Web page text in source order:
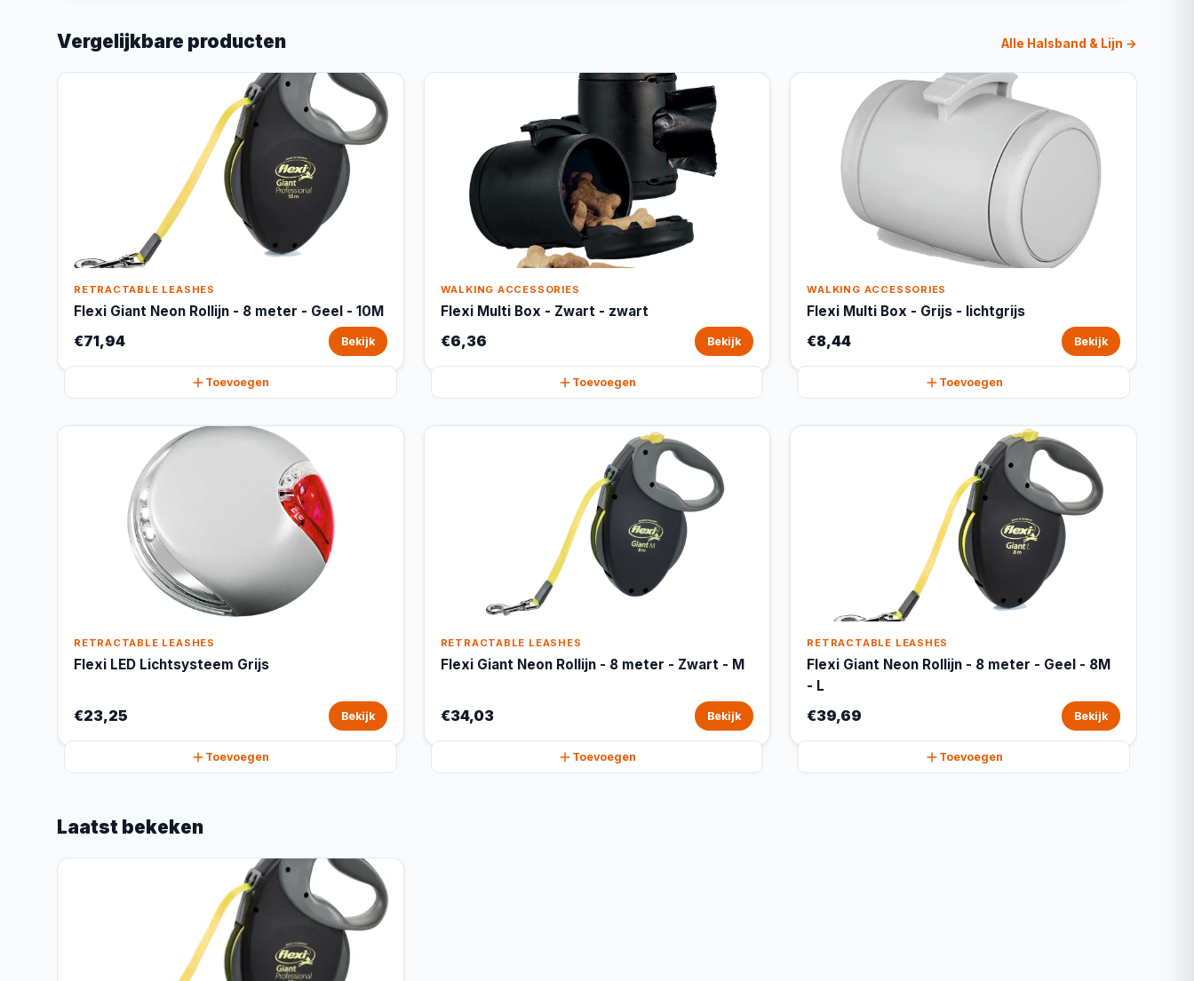
Vergelijkbare producten Alle Halsband & Lijn →
RETRACTABLE LEASHES
Flexi Giant Neon Rollijn - 8 meter - Geel - 10M
€71,94 Bekijk
Toevoegen
WALKING ACCESSORIES
Flexi Multi Box - Zwart - zwart
€6,36 Bekijk
Toevoegen
WALKING ACCESSORIES
Flexi Multi Box - Grijs - lichtgrijs
€8,44 Bekijk
Toevoegen
RETRACTABLE LEASHES
Flexi LED Lichtsysteem Grijs
€23,25 Bekijk
Toevoegen
RETRACTABLE LEASHES
Flexi Giant Neon Rollijn - 8 meter - Zwart - M
€34,03 Bekijk
Toevoegen
RETRACTABLE LEASHES
Flexi Giant Neon Rollijn - 8 meter - Geel - 8M
- L
€39,69 Bekijk
Toevoegen
Laatst bekeken